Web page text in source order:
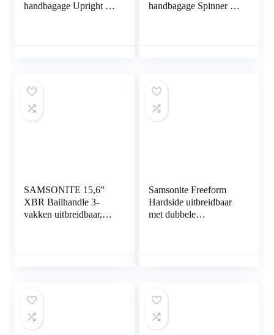
handbagage Upright S
handbagage Spinner S
SAMSONITE 15,6”
XBR Bailhandle 3-
vakken uitbreidbaar,
Samsonite Freeform
Hardside uitbreidbaar
met dubbele